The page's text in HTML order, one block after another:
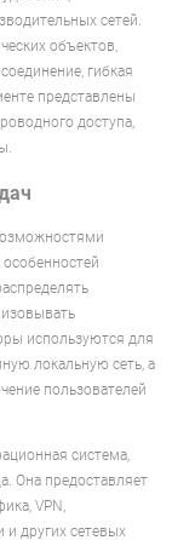
сетей.
объектов,
гибкая
представлены
доступа,
используются для
локальную сеть, а
пользователей
система,
Она предоставляет
VPN,
и других сетевых